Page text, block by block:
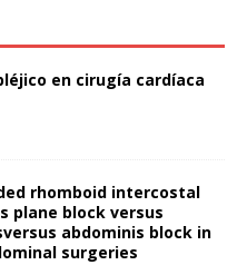
en cirugía cardíaca
rhomboid intercostal
plane block versus
abdominis block in
surgeries